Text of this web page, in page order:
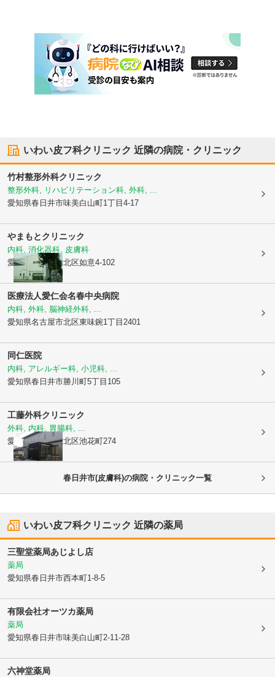
いわい皮フ科クリニック 近隣の病院・クリニック
竹村整形外科クリニック
整形外科, リハビリテーション科, 外科, ...
愛知県春日井市味美白山町1丁目4-17
やまもとクリニック
内科, 消化器科, 皮膚科
愛知県名古屋市北区如意4-102
医療法人愛仁会名春中央病院
内科, 外科, 脳神経外科, ...
愛知県名古屋市北区東味鋺1丁目2401
同仁医院
内科, アレルギー科, 小児科, ...
愛知県春日井市勝川町5丁目105
工藤外科クリニック
外科, 内科, 胃腸科, ...
愛知県名古屋市北区池花町274
春日井市(皮膚科)の病院・クリニック一覧
いわい皮フ科クリニック 近隣の薬局
三聖堂薬局あじよし店
薬局
愛知県春日井市西本町1-8-5
有限会社オーツカ薬局
薬局
愛知県春日井市味美白山町2-11-28
六神堂薬局